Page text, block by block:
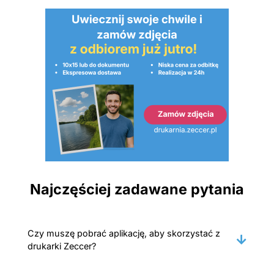
Najczęściej zadawane pytania
Czy muszę pobrać aplikację, aby skorzystać z
drukarki Zeccer?